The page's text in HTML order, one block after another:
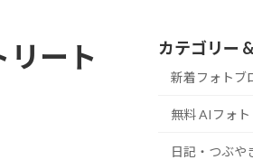
リート
カテゴリー
新着フォトブ
無料 AIフォト
日記・つぶや